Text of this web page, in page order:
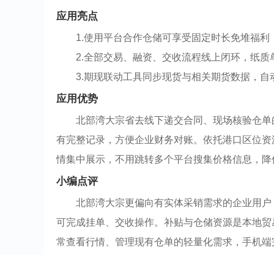
应用亮点
1.使用平台合作仓储可享受固定时长免堆福
2.全部交易、融资、交收流程线上闭环，纸
3.期现联动工具同步现货与相关期货数据，
应用优势
北部湾大宗省去线下递交合同、现场核验仓
有完整记录，方便企业财务对账。依托港口区位
情集中展示，不用跳转多个平台搜集价格信息，
小编点评
北部湾大宗更偏向有实体采销需求的企业用
可完成挂单、交收操作。补贴与仓储资源是本地
常查看行情、管理现有仓单的轻量化需求，手机